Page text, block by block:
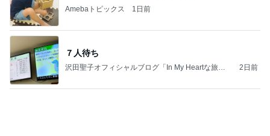
Amebaトピックス 1日前
７人待ち
沢田聖子オフィシャルブログ「In My Heartな旅日
2日前